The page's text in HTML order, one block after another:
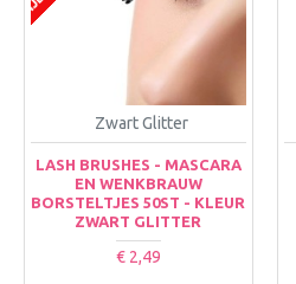
Zwart Glitter
LASH BRUSHES - MASCARA
EN WENKBRAUW
BORSTELTJES 50ST - KLEUR
ZWART GLITTER
€ 2,49